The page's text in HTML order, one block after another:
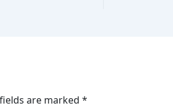
are marked *